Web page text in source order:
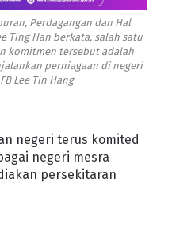
Perdagangan dan Hal
Ting Han berkata, salah satu
komitmen tersebut adalah
perniagaan di negeri
Lee Tin Hang
negeri terus komited
negeri mesra
persekitaran